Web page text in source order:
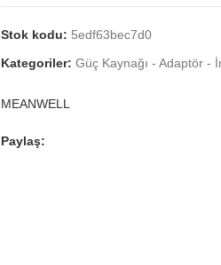
Stok kodu: 5edf63bec7d0
Kategoriler: Güç Kaynağı - Adaptör -
MEANWELL
Paylaş: